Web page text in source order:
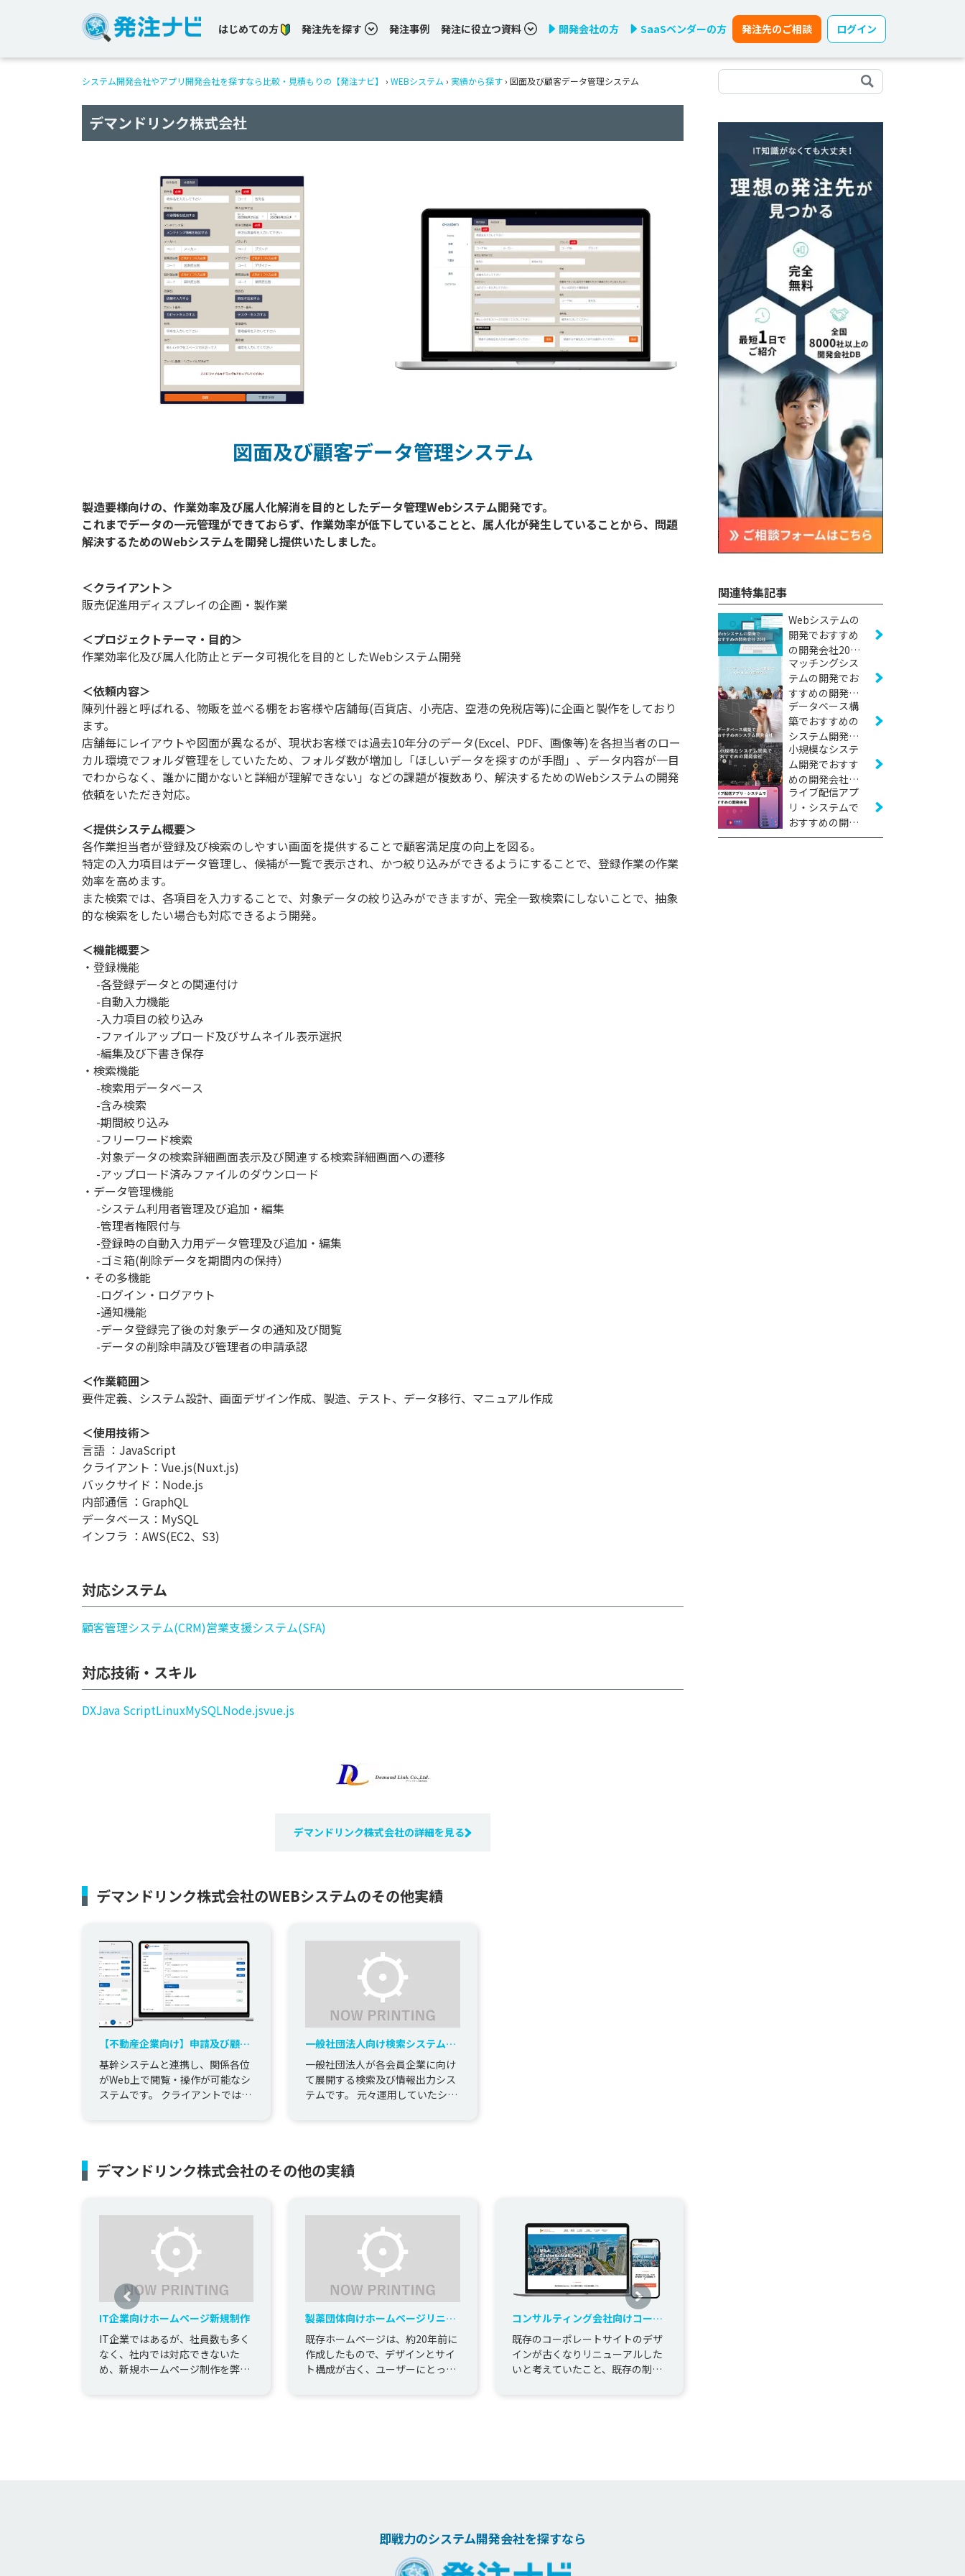
はじめての方 発注先を探す 発注事例 発注に役立つ資料 開発会社の方 SaaSベンダーの方 発注先のご相談 ログイン
システム開発会社やアプリ開発会社を探すなら比較・見積もりの【発注ナビ】 › WEBシステム › 実績から探す › 図面及び顧客データ管理システム
デマンドリンク株式会社
図面及び顧客データ管理システム
製造要様向けの、作業効率及び属人化解消を目的としたデータ管理Webシステム開発です。
これまでデータの一元管理ができておらず、作業効率が低下していることと、属人化が発生していることから、問題
＜クライアント＞
販売促進用ディスプレイの企画・製作業
＜プロジェクトテーマ・目的＞
作業効率化及び属人化防止とデータ可視化を目的としたWebシステム開発
＜依頼内容＞
陳列什器と呼ばれる、物販を並べる棚をお客様や店舗毎(百貨店、小売店、空港の免税店等)に企画と製作をしており
ます。
店舗毎にレイアウトや図面が異なるが、現状お客様では過去10年分のデータ(Excel、PDF、画像等)を各担当者のロー
カル環境でフォルダ管理をしていたため、フォルダ数が増加し「ほしいデータを探すのが手間」、データ内容が一目
でわからなく、誰かに聞かないと詳細が理解できない」などの課題が複数あり、解決するためのWebシステムの開発
依頼をいただき対応。
＜提供システム概要＞
各作業担当者が登録及び検索のしやすい画面を提供することで顧客満足度の向上を図る。
特定の入力項目はデータ管理し、候補が一覧で表示され、かつ絞り込みができるようにすることで、登録作業の作業
効率を高めます。
また検索では、各項目を入力することで、対象データの絞り込みができますが、完全一致検索にしないことで、抽象
的な検索をしたい場合も対応できるよう開発。
＜機能概要＞
・登録機能
-各登録データとの関連付け
-自動入力機能
-入力項目の絞り込み
-ファイルアップロード及びサムネイル表示選択
-編集及び下書き保存
・検索機能
-検索用データベース
-含み検索
-期間絞り込み
-フリーワード検索
-対象データの検索詳細画面表示及び関連する検索詳細画面への遷移
-アップロード済みファイルのダウンロード
・データ管理機能
-システム利用者管理及び追加・編集
-管理者権限付与
-登録時の自動入力用データ管理及び追加・編集
-ゴミ箱(削除データを期間内の保持）
・その多機能
-ログイン・ログアウト
-通知機能
-データ登録完了後の対象データの通知及び閲覧
-データの削除申請及び管理者の申請承認
＜作業範囲＞
要件定義、システム設計、画面デザイン作成、製造、テスト、データ移行、マニュアル作成
＜使用技術＞
言語 ：JavaScript
クライアント：Vue.js(Nuxt.js)
バックサイド：Node.js
内部通信 ：GraphQL
データベース：MySQL
インフラ ：AWS(EC2、S3)
対応システム
顧客管理システム(CRM)営業支援システム(SFA)
対応技術・スキル
DXJava ScriptLinuxMySQLNode.jsvue.js
デマンドリンク株式会社の詳細を見る
デマンドリンク株式会社のWEBシステムのその他実績
【不動産企業向け】申請及び顧
客・契約情報管理システム開発
基幹システムと連携し、関係各位
がWeb上で閲覧・操作が可能なシ
ステムです。 クライアントでは、
ったが、利用者区分・権限によ...
一般社団法人向け検索システム開
一般社団法人が各会員企業に向け
て展開する検索及び情報出力シス
テムです。 元々運用していたシス
用できないかつ、既存企業へ依
デマンドリンク株式会社のその他の実績
IT企業向けホームページ新規制作
IT企業ではあるが、社員数も多く
なく、社内では対応できないた
め、新規ホームページ制作を弊社
ているため、コーポレート情報
製薬団体向けホームページリニュ
ーアル
既存ホームページは、約20年前に
作成したもので、デザインとサイ
ト構成が古く、ユーザーにとって
ため、リニューアルすることで...
コンサルティング会社向けコーポ
レートサイトリニューアル
既存のコーポレートサイトのデザ
インが古くなりリニューアルした
いと考えていたこと、既存の制作
依頼が困難といった理由があり、
関連特集記事
Webシステムの
開発でおすすめ
の開発会社20社
【2026年版】
マッチングシス
テムの開発でお
すすめの開発会
社16社【2026年
版】
データベース構
築でおすすめの
システム開発会
社11社【2026年
版】
小規模なシステ
ム開発でおすす
めの開発会社16
社【2026年版】
ライブ配信アプ
リ・システムで
おすすめの開発
会社10社【2026
即戦力のシステム開発会社を探すなら